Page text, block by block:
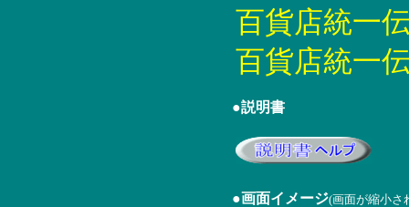
百貨店統一
百貨店統一
●説明書
●画面イメージ(画面が縮小さ